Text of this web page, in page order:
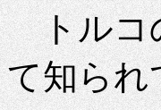
トルコ
て知られ